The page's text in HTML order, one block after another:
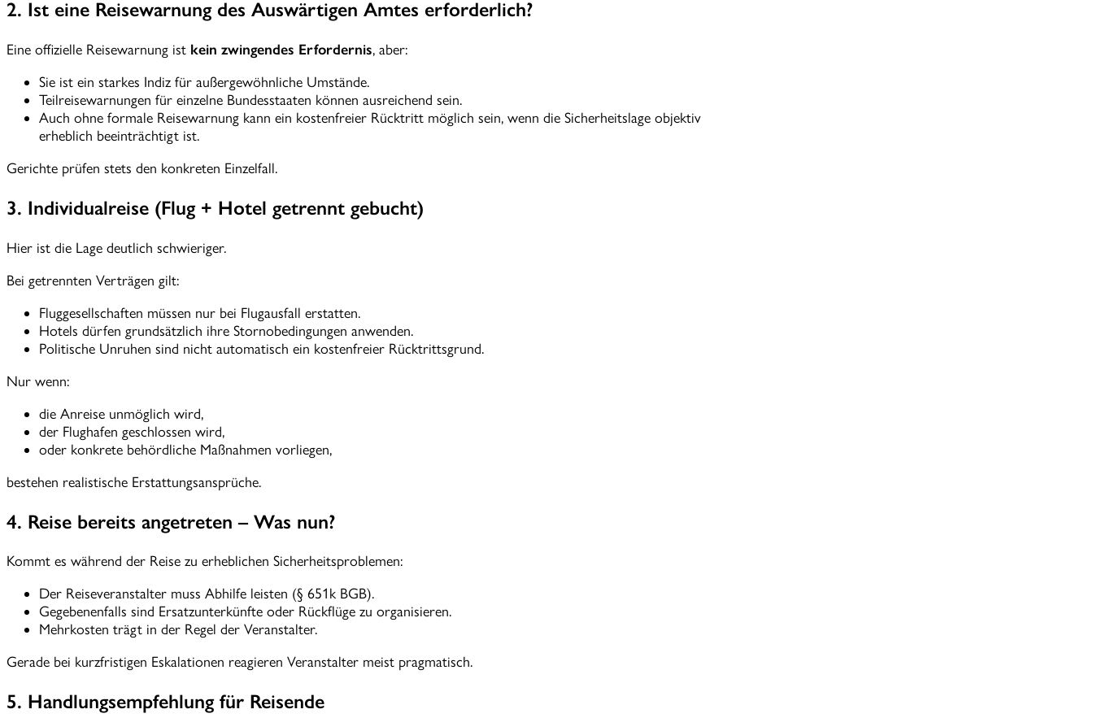
2. Ist eine Reisewarnung des Auswärtigen Amtes erforderlich?
Eine offizielle Reisewarnung ist kein zwingendes Erfordernis, aber:
Sie ist ein starkes Indiz für außergewöhnliche Umstände.
Teilreisewarnungen für einzelne Bundesstaaten können ausreichend sein.
Auch ohne formale Reisewarnung kann ein kostenfreier Rücktritt möglich sein, wenn die Sicherheitslage objektiv
erheblich beeinträchtigt ist.
Gerichte prüfen stets den konkreten Einzelfall.
3. Individualreise (Flug + Hotel getrennt gebucht)
Hier ist die Lage deutlich schwieriger.
Bei getrennten Verträgen gilt:
Fluggesellschaften müssen nur bei Flugausfall erstatten.
Hotels dürfen grundsätzlich ihre Stornobedingungen anwenden.
Politische Unruhen sind nicht automatisch ein kostenfreier Rücktrittsgrund.
Nur wenn:
die Anreise unmöglich wird,
der Flughafen geschlossen wird,
oder konkrete behördliche Maßnahmen vorliegen,
bestehen realistische Erstattungsansprüche.
4. Reise bereits angetreten – Was nun?
Kommt es während der Reise zu erheblichen Sicherheitsproblemen:
Der Reiseveranstalter muss Abhilfe leisten (§ 651k BGB).
Gegebenenfalls sind Ersatzunterkünfte oder Rückflüge zu organisieren.
Mehrkosten trägt in der Regel der Veranstalter.
Gerade bei kurzfristigen Eskalationen reagieren Veranstalter meist pragmatisch.
5. Handlungsempfehlung für Reisende